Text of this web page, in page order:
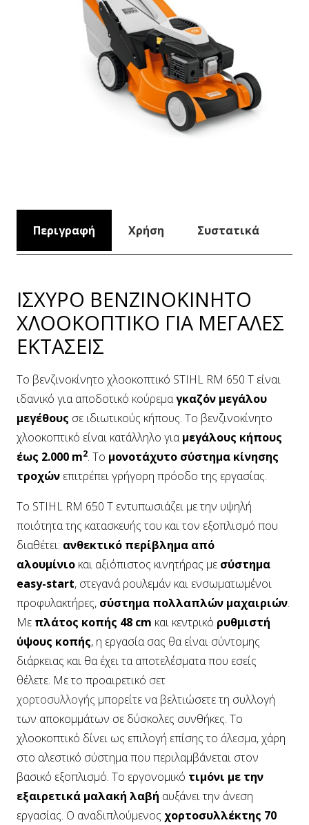
Περιγραφή Χρήση Συστατικά
ΙΣΧΥΡΟ ΒΕΝΖΙΝΟΚΙΝΗΤΟ
ΧΛΟΟΚΟΠΤΙΚΟ ΓΙΑ ΜΕΓΑΛΕΣ
ΕΚΤΑΣΕΙΣ
Το βενζινοκίνητο χλοοκοπτικό STIHL RM 650 T είναι
ιδανικό για αποδοτικό κούρεμαγκαζόν μεγάλου
μεγέθους σε ιδιωτικούς κήπους. Το βενζινοκίνητο
χλοοκοπτικό είναι κατάλληλο γιαμεγάλους κήπους
έως 2.000 m2. Το μονοτάχυτο σύστημα κίνησης
τροχών επιτρέπει γρήγορη πρόοδο της εργασίας.
Το STIHL RM 650 T εντυπωσιάζει με την υψηλή
ποιότητα της κατασκευής του και τον εξοπλισμό που
διαθέτει: ανθεκτικό περίβλημα από
αλουμίνιο και αξιόπιστος κινητήρας με σύστημα
easy-start, στεγανά ρουλεμάν και ενσωματωμένοι
προφυλακτήρες, σύστημα πολλαπλών μαχαιριών.
Με πλάτος κοπής 48 cm και κεντρικό ρυθμιστή
ύψους κοπής, η εργασία σας θα είναι σύντομης
διάρκειας και θα έχει τα αποτελέσματα που εσείς
θέλετε. Με το προαιρετικό σετ
χορτοσυλλογής μπορείτε να βελτιώσετε τη συλλογή
των αποκομμάτων σε δύσκολες συνθήκες. Το
χλοοκοπτικό δίνει ως επιλογή επίσης το άλεσμα, χάρη
στο αλεστικό σύστημα που περιλαμβάνεται στον
βασικό εξοπλισμό. Το εργονομικό τιμόνι με την
εξαιρετικά μαλακή λαβή αυξάνει την άνεση
εργασίας. Ο αναδιπλούμενος χορτοσυλλέκτης 70